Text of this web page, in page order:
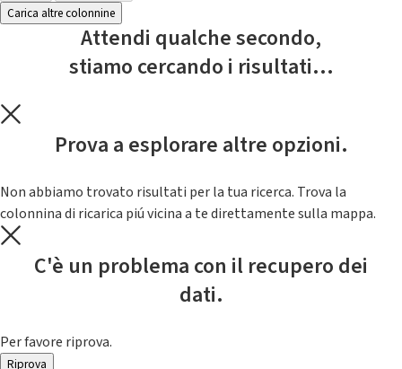
Carica altre colonnine
Attendi qualche secondo,
stiamo cercando i risultati...
Prova a esplorare altre opzioni.
Non abbiamo trovato risultati per la tua ricerca. Trova la
colonnina di ricarica piú vicina a te direttamente sulla mappa.
C'è un problema con il recupero dei
dati.
Per favore riprova.
Riprova